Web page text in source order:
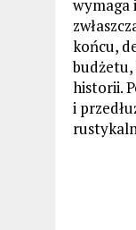
wymaga
końcu,
historii.
i